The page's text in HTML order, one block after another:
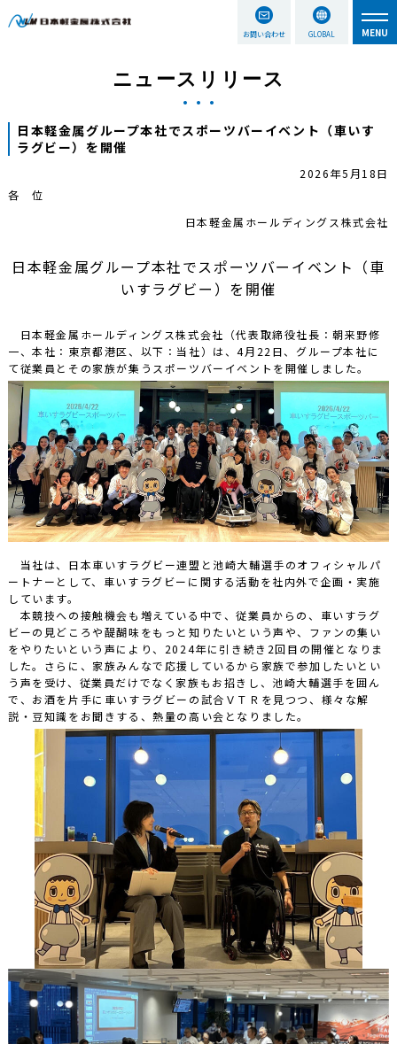
お問い合わせ GLOBAL
ニュースリリース
日本軽金属グループ本社でスポーツバーイベント（車いす
ラグビー）を開催
2026年5月18日
各 位
日本軽金属ホールディングス株式会社
日本軽金属グループ本社でスポーツバーイベント（車
いすラグビー）を開催
日本軽金属ホールディングス株式会社（代表取締役社長：朝来野修
一、本社：東京都港区、以下：当社）は、4月22日、グループ本社に
て従業員とその家族が集うスポーツバーイベントを開催しました。
当社は、日本車いすラグビー連盟と池崎大輔選手のオフィシャルパ
ートナーとして、車いすラグビーに関する活動を社内外で企画・実施
しています。
本競技への接触機会も増えている中で、従業員からの、車いすラグ
ビーの見どころや醍醐味をもっと知りたいという声や、ファンの集い
をやりたいという声により、2024年に引き続き2回目の開催となりま
した。さらに、家族みんなで応援しているから家族で参加したいとい
う声を受け、従業員だけでなく家族もお招きし、池崎大輔選手を囲ん
で、お酒を片手に車いすラグビーの試合ＶＴＲを見つつ、様々な解
説・豆知識をお聞きする、熱量の高い会となりました。